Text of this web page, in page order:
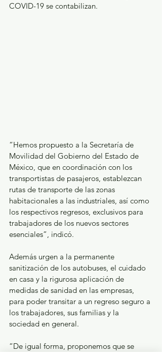
COVID-19 se contabilizan.
“Hemos propuesto a la Secretaría de
Movilidad del Gobierno del Estado de
México, que en coordinación con los
transportistas de pasajeros, establezcan
rutas de transporte de las zonas
habitacionales a las industriales, así como
los respectivos regresos, exclusivos para
trabajadores de los nuevos sectores
esenciales”, indicó.
Además urgen a la permanente
sanitización de los autobuses, el cuidado
en casa y la rigurosa aplicación de
medidas de sanidad en las empresas,
para poder transitar a un regreso seguro a
los trabajadores, sus familias y la
sociedad en general.
“De igual forma, proponemos que se